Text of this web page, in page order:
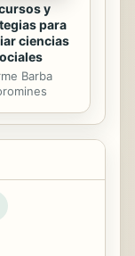
y
para
ciencias
Barba